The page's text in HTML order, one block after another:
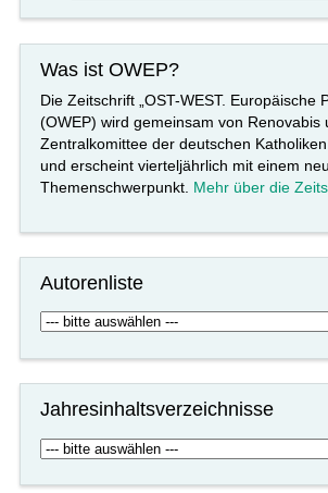
Was ist OWEP?
Die Zeitschrift „OST-WEST. Europäische
(OWEP) wird gemeinsam von Renovabis
Zentralkomittee der deutschen
und erscheint vierteljährlich mit einem
Themenschwerpunkt. Mehr über die
Autorenliste
Jahresinhaltsverzeichnisse